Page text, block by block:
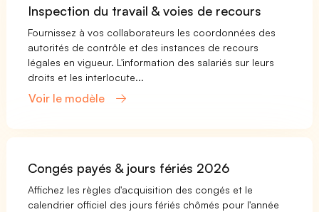
Inspection du travail & voies de recours
Fournissez à vos collaborateurs les coordonnées des
autorités de contrôle et des instances de recours
légales en vigueur. L'information des salariés sur leurs
droits et les interlocute...
Voir le modèle
Congés payés & jours fériés 2026
Affichez les règles d'acquisition des congés et le
calendrier officiel des jours fériés chômés pour l'année